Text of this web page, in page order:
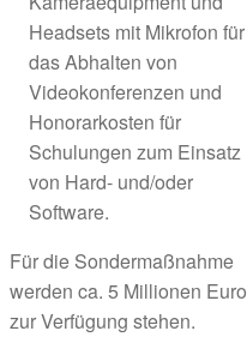
Franken
o.d. Tauber
Straße
Mittelfranken
Headsets mit Mikrofon für
das Abhalten von
Videokonferenzen und
Honorarkosten für
Schulungen zum Einsatz
von Hard- und/oder
Software.
Für die Sondermaßnahme
werden ca. 5 Millionen Euro
zur Verfügung stehen.